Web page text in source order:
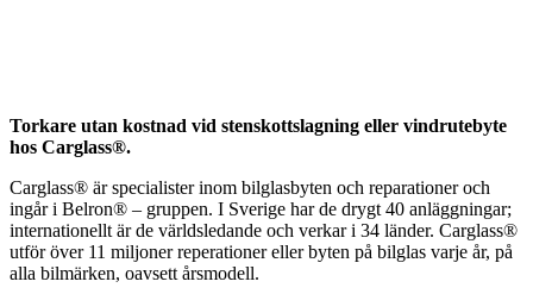
Torkare utan kostnad vid stenskottslagning eller vindrutebyte
hos Carglass®.
Carglass® är specialister inom bilglasbyten och reparationer och
ingår i Belron® – gruppen. I Sverige har de drygt 40 anläggningar;
internationellt är de världsledande och verkar i 34 länder. Carglass®
utför över 11 miljoner reperationer eller byten på bilglas varje år, på
alla bilmärken, oavsett årsmodell.